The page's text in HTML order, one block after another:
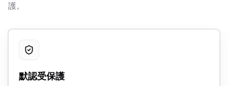
護。
默認受保護